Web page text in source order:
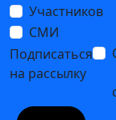
Участников
СМИ
Подписаться
на рассылку